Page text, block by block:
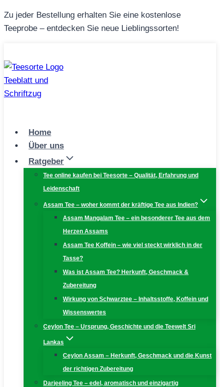
Zum
Inhalt
Zu jeder Bestellung erhalten Sie eine kostenlose
Teeprobe – entdecken Sie neue Lieblingssorten!
Home
Über uns
Ratgeber
Tee online kaufen bei Teesorte – Qualität, Erfahrung und
Leidenschaft
Assam Tee – woher kommt der kräftige Tee aus Indien?
Assam Mangalam Tee – ein besonderer Tee aus dem
Herzen Assams
Assam Tee Koffein – wie viel steckt wirklich in der
Tasse?
Was ist Assam Tee? Herkunft, Geschmack &
Zubereitung
Wirkung von Schwarztee – Inhaltsstoffe, Koffein und
Wissenswertes
Ceylon Tee – Ursprung, Geschichte und die Teewelt Sri
Lankas
Ceylon Assam – Herkunft, Geschmack und die Kunst
der richtigen Zubereitung
Darjeeling Tee – edel, aromatisch und einzigartig